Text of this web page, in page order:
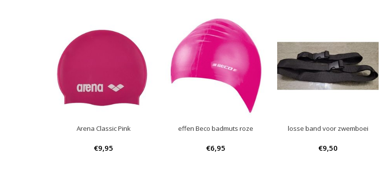
Arena Classic Pink
€9,95
effen Beco badmuts roze
€6,95
losse band voor zwemboei
€9,50